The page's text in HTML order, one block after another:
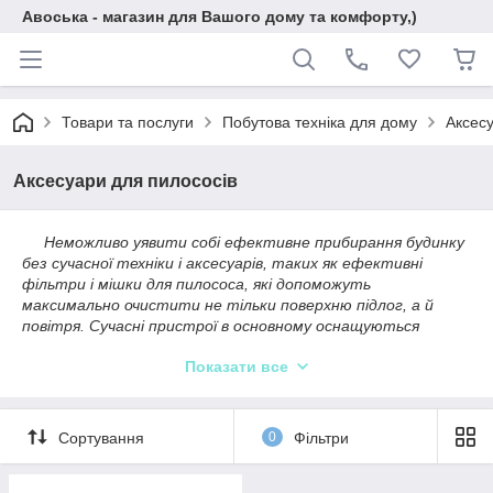
Авоська - магазин для Вашого дому та комфорту,)
Товари та послуги Побутова техніка для дому
Аксесуари для пилососів
Неможливо уявити собі ефективне прибирання будинку
без сучасної техніки і аксесуарів, таких як ефективні
фільтри і мішки для пилососа, які допоможуть
максимально очистити не тільки поверхню підлог, а й
повітря. Сучасні пристрої в основному оснащуються
найдрібніші частинки і не допустити їх потрапляння в
використання аксесуарів.
Тонке очищення повітря
Показати все
Сортування 0 Фільтри